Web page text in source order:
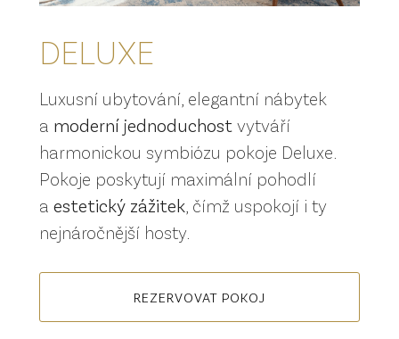
DELUXE
Luxusní ubytování, elegantní nábytek
a moderní jednoduchost vytváří
harmonickou symbiózu pokoje Deluxe.
Pokoje poskytují maximální pohodlí
a estetický zážitek , čímž uspokojí i ty
nejnáročnější hosty.
REZERVOVAT POKOJ